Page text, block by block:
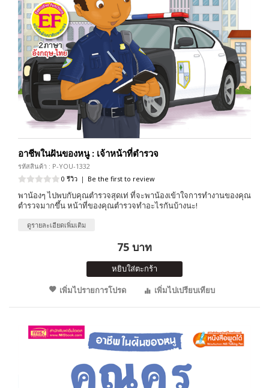
อาชีพในฝันของหนู : เจ้าหน้าที่ตำรวจ
รหัสสินค้า : P-YOU-1332
0 รีวิว | Be the first to review
พาน้องๆ ไปพบกับคุณตำรวจสุดเท่ ที่จะพาน้องเข้าใจการทำงานของคุณ
ตำรวจมากขึ้น หน้าที่ของคุณตำรวจทำอะไรกันบ้างนะ!
ดูรายละเอียดเพิ่มเติม
75 บาท
หยิบใส่ตะกร้า
เพิ่มไปรายการโปรด
เพิ่มไปเปรียบเทียบ